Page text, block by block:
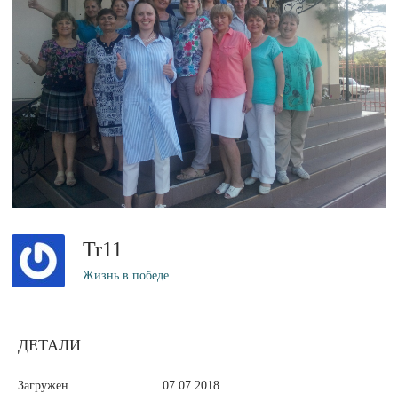
Tr11
Жизнь в победе
ДЕТАЛИ
Загружен 07.07.2018